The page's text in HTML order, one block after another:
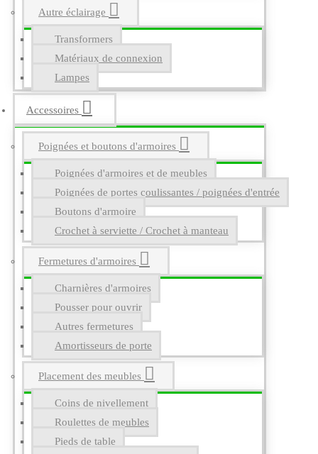
Autre éclairage
Transformers
Matériaux de connexion
Lampes
Accessoires
Poignées et boutons d'armoires
Poignées d'armoires et de meubles
Poignées de portes coulissantes / poignées d'entrée
Boutons d'armoire
Crochet à serviette / Crochet à manteau
Fermetures d'armoires
Charnières d'armoires
Pousser pour ouvrir
Autres fermetures
Amortisseurs de porte
Placement des meubles
Coins de nivellement
Roulettes de meubles
Pieds de table